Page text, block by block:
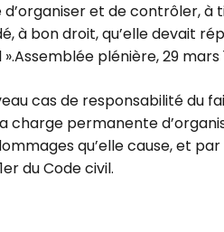
d’organiser et de contrôler,
à bon droit, qu’elle devait
plénière, 29 mars
cas de responsabilité du
charge permanente
qu’elle cause, et
du Code civil.